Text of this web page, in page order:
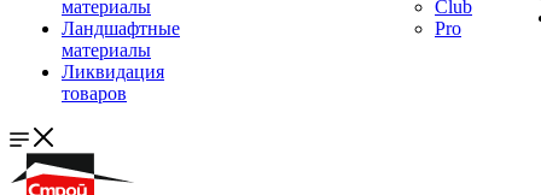
материалы
Ландшафтные
материалы
Ликвидация
товаров
Club
Pro